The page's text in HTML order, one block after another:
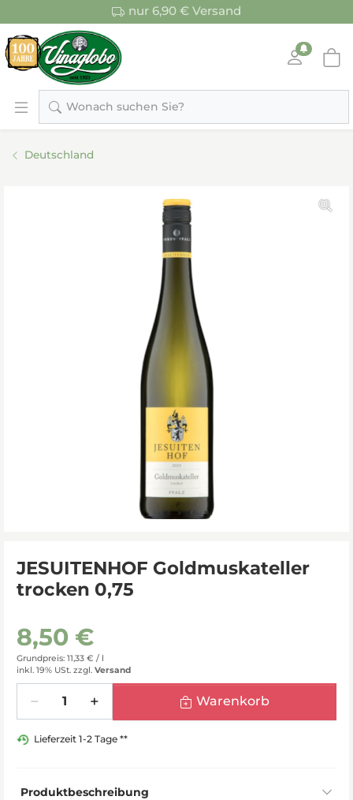
nur 6,90 € Versand
Wonach suchen Sie?
Deutschland
JESUITENHOF Goldmuskateller
trocken 0,75
8,50 €
Grundpreis: 11,33 € / l
inkl. 19% USt. zzgl. Versand
Warenkorb
Lieferzeit 1-2 Tage **
Produktbeschreibung